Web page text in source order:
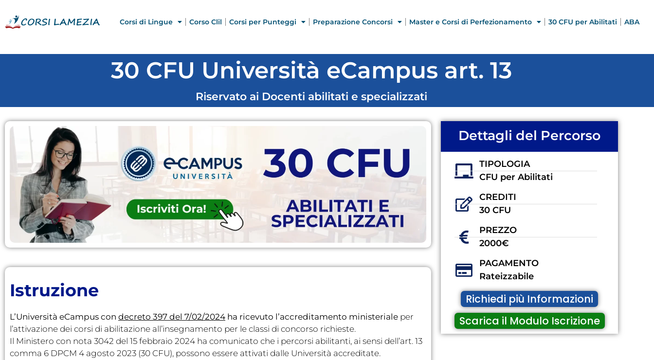
Corsi di Lingue Corso Clil Corsi per Punteggi Preparazione Concorsi Master e Corsi di Perfezionamento 30 CFU per Abilitati ABA
30 CFU Università eCampus art. 13
Riservato ai Docenti abilitati e specializzati
Istruzione
L’Università eCampus con decreto 397 del 7/02/2024 ha ricevuto l’accreditamento ministeriale per
l’attivazione dei corsi di abilitazione all’insegnamento per le classi di concorso richieste.
Il Ministero con nota 3042 del 15 febbraio 2024 ha comunicato che i percorsi abilitanti, ai sensi dell’art. 13
comma 6 DPCM 4 agosto 2023 (30 CFU), possono essere attivati dalle Università accreditate.
Dettagli del Percorso
TIPOLOGIA
CFU per Abilitati
CREDITI
30 CFU
PREZZO
2000€
PAGAMENTO
Rateizzabile
Richiedi più Informazioni
Scarica il Modulo Iscrizione